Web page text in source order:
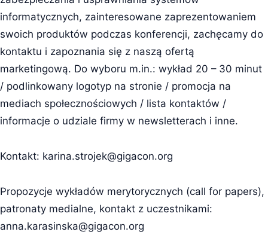
informatycznych, zainteresowane zaprezentowaniem
swoich produktów podczas konferencji, zachęcamy do
kontaktu i zapoznania się z naszą ofertą
marketingową. Do wyboru m.in.: wykład 20 – 30 minut
/ podlinkowany logotyp na stronie / promocja na
mediach społecznościowych / lista kontaktów /
informacje o udziale firmy w newsletterach i inne.
Kontakt: karina.strojek@gigacon.org
Propozycje wykładów merytorycznych (call for papers),
patronaty medialne, kontakt z uczestnikami:
anna.karasinska@gigacon.org